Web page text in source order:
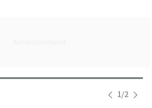
1/2